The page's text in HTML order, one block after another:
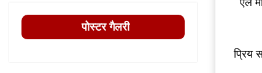
एल
प्रिय
पोस्टर गैलरी